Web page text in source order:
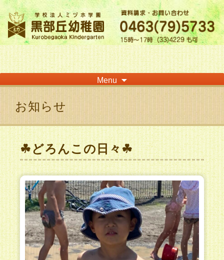
神奈川県平塚市の「学校法人ミヅホ学園黒部丘幼稚園」です！高麗山が見える閑静
な住宅街にある静かな環境で幼児教育を行っています
Menu
content
お知らせ
☘どろんこの日々☘